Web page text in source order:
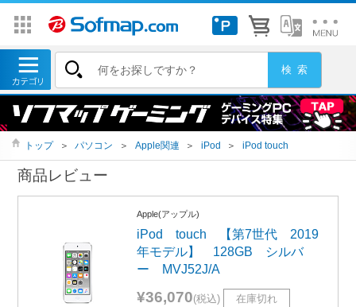
トップ ＞ パソコン ＞ Apple関連 ＞ iPod ＞ iPod touch
商品レビュー
Apple(アップル)
iPod touch 【第7世代 2019
年モデル】 128GB シルバ
ー MVJ52J/A
¥36,070(税込) 在庫切れ